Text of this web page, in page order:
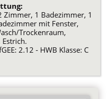
Zimmer, 1 Badezimmer, 1
mit Fenster,
Trockenraum,
Estrich.
2.12 - HWB Klasse: C